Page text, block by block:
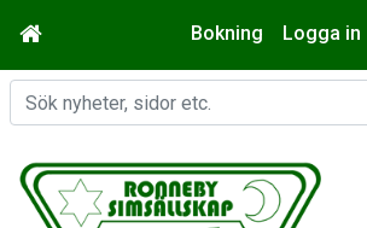
Bokning Logga in